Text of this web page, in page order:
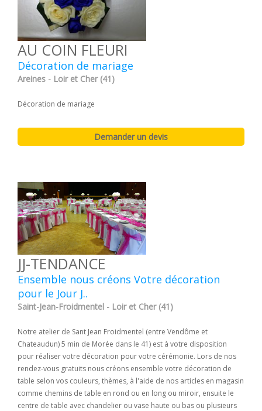
AU COIN FLEURI
Décoration de mariage
Areines - Loir et Cher (41)
Décoration de mariage
JJ-TENDANCE
Ensemble nous créons Votre décoration
pour le Jour J..
Saint-Jean-Froidmentel - Loir et Cher (41)
Notre atelier de Sant Jean Froidmentel (entre Vendôme et
Chateaudun) 5 min de Morée dans le 41) est à votre disposition
pour réaliser votre décoration pour votre cérémonie. Lors de nos
rendez-vous gratuits nous créons ensemble votre décoration de
table selon vos couleurs, thèmes, à l'aide de nos articles en magasin
comme chemins de table en rond ou en long ou miroir, ensuite le
centre de table avec chandelier ou vase haute ou bas ou plusieurs